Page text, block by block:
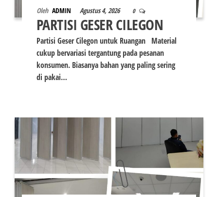
Oleh ADMIN Agustus 4, 2026 0
PARTISI GESER CILEGON
Partisi Geser Cilegon untuk Ruangan Material
cukup bervariasi tergantung pada pesanan
konsumen. Biasanya bahan yang paling sering
di pakai…